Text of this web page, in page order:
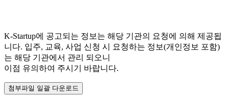
K-Startup에 공고되는 정보는 해당 기관의 요청에 의해 제공됩
니다. 입주, 교육, 사업 신청 시 요청하는 정보(개인정보 포함)
는 해당 기관에서 관리 되오니
이점 유의하여 주시기 바랍니다.
첨부파일 일괄 다운로드